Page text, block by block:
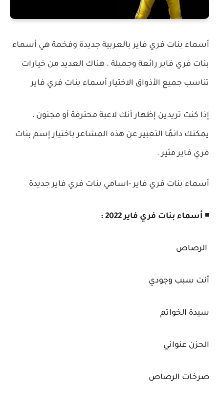
أسماء بنات فري فاير بالعربية جديدة وفخمة هي أسماء
بنات فري فاير رائعة وجميلة . هناك العديد من خيارات
تناسب جميع الأذواق الاختيار أسماء بنات فري فاير
إذا كنت تريدين إظهار أنك لاعبة محترفة أو مجنون ،
يمكنك دائمًا التعبير عن هذه المشاعر باختيار إسم بنات
فري فاير مثير .
أسماء بنات فري فاير -اسامي بنات فري فاير جديدة
◾ أسماء بنات فري فاير 2022 :
الرصاص
أنت سبب وجودي
سيدة الخواتم
الحزن عنواني
صرخات الرصاص